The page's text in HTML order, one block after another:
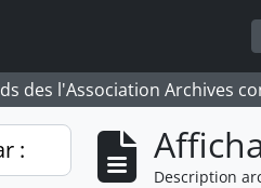
des l'Association Archives
:
Description